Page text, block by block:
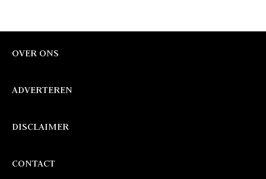
OVER ONS
ADVERTEREN
DISCLAIMER
CONTACT